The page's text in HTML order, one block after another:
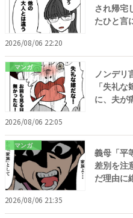
され帰宅
たひと言
2026/08/06 22:20
マンガ
ノンデリ
「失礼
に、夫が
2026/08/06 22:05
マンガ
義母「平
差別を注
だ理由に
2026/08/06 21:35